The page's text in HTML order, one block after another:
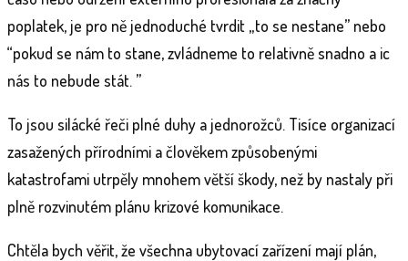
poplatek, je pro ně jednoduché tvrdit „to se nestane” nebo
“pokud se nám to stane, zvládneme to relativně snadno a ic
nás to nebude stát. ”
To jsou silácké řeči plné duhy a jednorožců. Tisíce organizací
zasažených přírodními a člověkem způsobenými
katastrofami utrpěly mnohem větší škody, než by nastaly při
plně rozvinutém plánu krizové komunikace.
Chtěla bych věřit, že všechna ubytovací zařízení mají plán,